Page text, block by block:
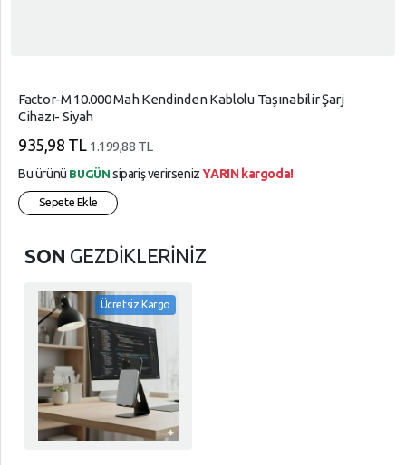
Factor-M 10.000 Mah Kendinden Kablolu Taşınabilir Şarj
Cihazı- Siyah
935,98 TL 1.199,88 TL
Bu ürünü BUGÜN sipariş verirsenizYARIN kargoda!
Sepete Ekle
SON GEZDİKLERİNİZ
Ücretsiz Kargo